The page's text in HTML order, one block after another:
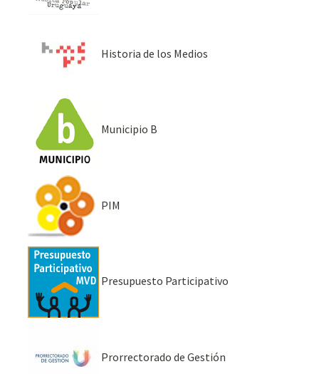
Historia de los Medios
Municipio B
PIM
Presupuesto Participativo
Prorrectorado de Gestión